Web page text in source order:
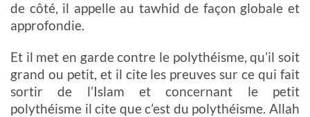
de côté, il appelle au tawhid de façon globale et
approfondie.
Et il met en garde contre le polythéisme, qu’il soit
grand ou petit, et il cite les preuves sur ce qui fait
sortir de l’Islam et concernant le petit
polythéisme il cite que c’est du polythéisme. Allah